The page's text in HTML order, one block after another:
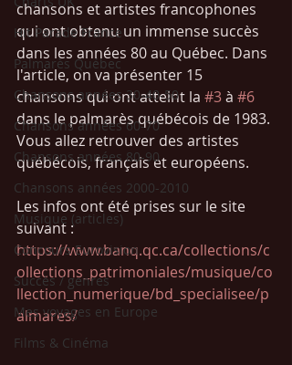
Hit Parade France
Palmarès Québec
Chansons années 30-40-50
Chansons années 60-70
Chansons années 80-90
Chansons années 2000-2010
Musique (articles)
Concours Eurovision
Succès / genres
Mes voyages en Europe
Films & Cinéma
chansons et artistes francophones
qui ont obtenu un immense succès
dans les années 80 au Québec. Dans
l'article, on va présenter 15
chansons qui ont atteint la #3 à #6
dans le palmarès québécois de 1983.
Vous allez retrouver des artistes
québécois, français et européens.
Les infos ont été prises sur le site
suivant :
https://www.banq.qc.ca/collections/c
ollections_patrimoniales/musique/co
llection_numerique/bd_specialisee/p
almares/